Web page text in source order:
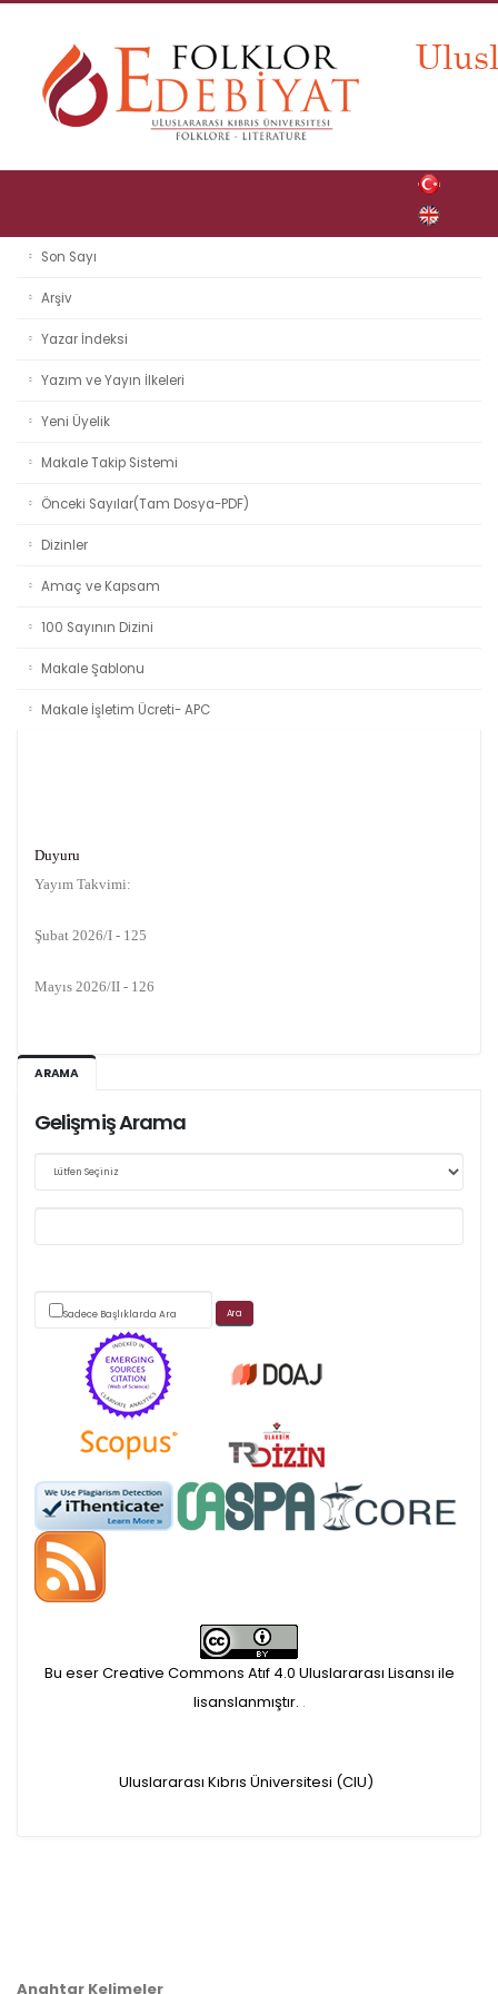
Son Sayı
Arşiv
Yazar İndeksi
Yazım ve Yayın İlkeleri
Yeni Üyelik
Makale Takip Sistemi
Önceki Sayılar(Tam Dosya-PDF)
Dizinler
Amaç ve Kapsam
100 Sayının Dizini
Makale Şablonu
Makale İşletim Ücreti- APC
Duyuru
Yayım Takvimi:
Şubat 2026/I - 125
Mayıs 2026/II - 126
Kasım 2026/IV - 128
üzerinden yürütülmektedir.
Scimago's grade
APC ödemesi
Öndenetimden geçen
makaleler için, 100 Avro
Makale İşletim Ücreti (APC)
makaleler için yazarlara
ARAMA
Gelişmiş Arama
Sadece Başlıklarda Ara
Bu eser Creative Commons Atıf 4.0 Uluslararası Lisansı ile
lisanslanmıştır. .
Uluslararası Kıbrıs Üniversitesi (CIU)
Anahtar Kelimeler